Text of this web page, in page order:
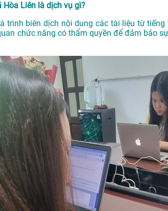
Hòa Liên là dịch vụ gì?
trình biên dịch nội dung các tài liệu từ
chức năng có thẩm quyền để đảm bảo